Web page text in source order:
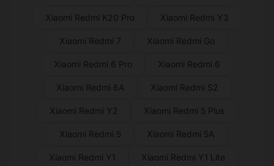
Xiaomi Redmi K20 Pro Xiaomi Redmi Y3
Xiaomi Redmi 7 Xiaomi Redmi Go
Xiaomi Redmi 6 Pro Xiaomi Redmi 6
Xiaomi Redmi 6A Xiaomi Redmi S2
Xiaomi Redmi Y2 Xiaomi Redmi 5 Plus
Xiaomi Redmi 5 Xiaomi Redmi 5A
Xiaomi Redmi Y1 Xiaomi Redmi Y1 Lite